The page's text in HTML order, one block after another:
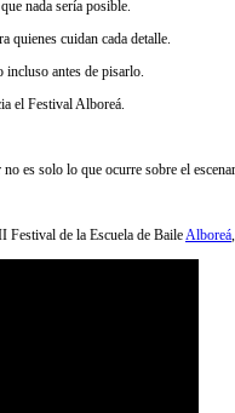
nada sería posible.
quienes cuidan cada detalle.
incluso antes de pisarlo.
el Festival Alboreá.
es solo lo que ocurre sobre el
de la Escuela de BaileAlboreá